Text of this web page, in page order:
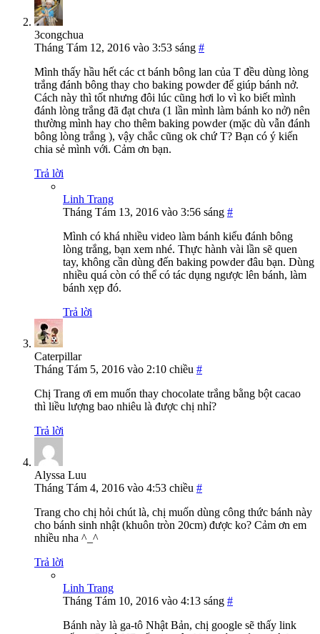
3congchua
Tháng Tám 12, 2016 vào 3:53 sáng #
Mình thấy hầu hết các ct bánh bông lan của T đều dùng lòng
trắng đánh bông thay cho baking powder để giúp bánh nở.
Cách này thì tốt nhưng đôi lúc cũng hơi lo vì ko biết mình
đánh lòng trắng đã đạt chưa (1 lần mình làm bánh ko nở) nên
thường mình hay cho thêm baking powder (mặc dù vẫn đánh
bông lòng trắng ), vậy chắc cũng ok chứ T? Bạn có ý kiến
chia sẻ mình với. Cảm ơn bạn.
Trả lời
Linh Trang
Tháng Tám 13, 2016 vào 3:56 sáng #
Mình có khá nhiều video làm bánh kiểu đánh bông
lòng trắng, bạn xem nhé. Thực hành vài lần sẽ quen
tay, không cần dùng đến baking powder đâu bạn. Dùng
nhiều quá còn có thể có tác dụng ngược lên bánh, làm
bánh xẹp đó.
Trả lời
Caterpillar
Tháng Tám 5, 2016 vào 2:10 chiều #
Chị Trang ơi em muốn thay chocolate trắng bằng bột cacao
thì liều lượng bao nhiêu là được chị nhỉ?
Trả lời
Alyssa Luu
Tháng Tám 4, 2016 vào 4:53 chiều #
Trang cho chị hỏi chút là, chị muốn dùng công thức bánh này
cho bánh sinh nhật (khuôn tròn 20cm) được ko? Cảm ơn em
nhiều nha ^_^
Trả lời
Linh Trang
Tháng Tám 10, 2016 vào 4:13 sáng #
Bánh này là ga-tô Nhật Bản, chị google sẽ thấy link